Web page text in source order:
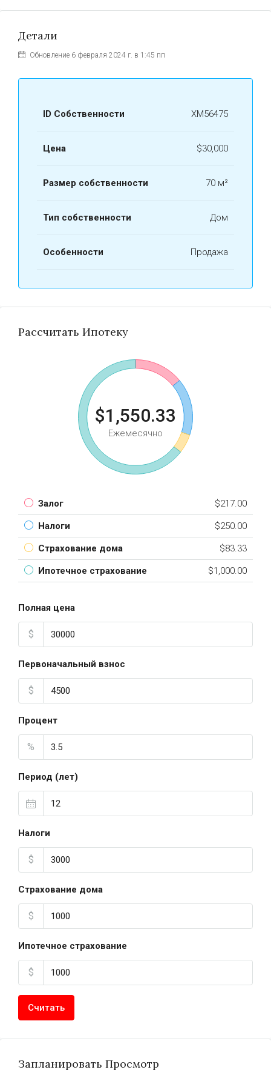
Детали
Обновление 6 февраля 2024 г. в 1:45 пп
ID Собственности ХМ56475
Цена $30,000
Размер собственности 70 м²
Тип собственности Дом
Особенности Продажа
Рассчитать Ипотеку
$1,550.33
Ежемесячно
Залог $217.00
Налоги $250.00
Страхование дома $83.33
Ипотечное страхование $1,000.00
Полная цена
$
Первоначальный взнос
$
Процент
%
Период (лет)
Налоги
$
Страхование дома
$
Ипотечное страхование
$
Считать
Запланировать Просмотр